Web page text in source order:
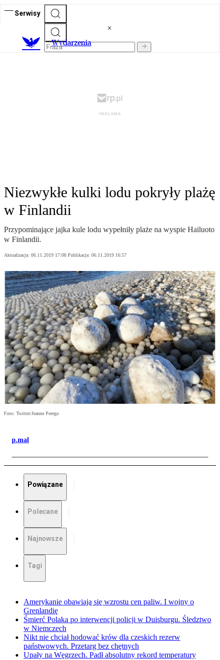
Serwisy
Wydarzenia
Niezwykłe kulki lodu pokryły plażę
w Finlandii
Przypominające jajka kule lodu wypełniły plaże na wyspie Hailuoto
w Finlandii.
Aktualizacja: 06.11.2019 17:08 Publikacja: 06.11.2019 16:57
Foto: Twitter/Jeanne Perego
p.mal
Powiązane
Polecane
Najnowsze
Tagi
Amerykanie obawiają się wzrostu cen paliw. I wojny o
Grenlandię
Śmierć Polaka po interwencji policji w Duisburgu. Śledztwo
w Niemczech
Nikt nie chciał hodować krów dla czeskich rezerw
państwowych. Przetarg bez chętnych
Upały na Węgrzech. Padł absolutny rekord temperatury